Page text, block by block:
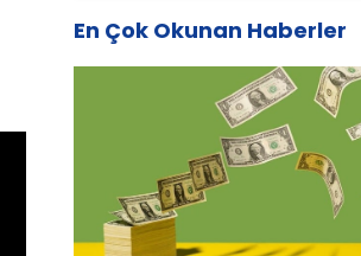
En Çok Okunan Haberler